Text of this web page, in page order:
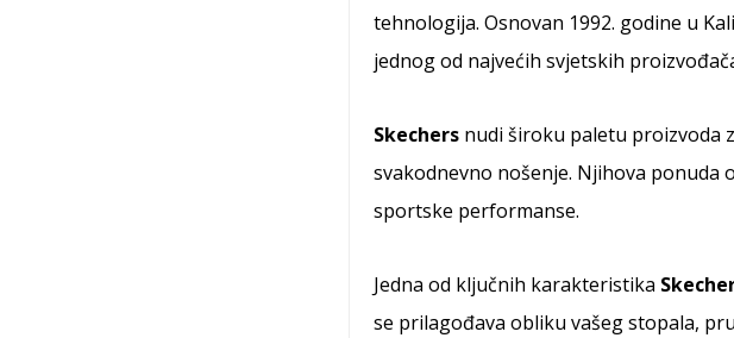
tehnologija. Osnovan 1992. godine u
jednog od najvećih svjetskih
Skechersnudi široku paletu proizvoda
svakodnevno nošenje. Njihova ponuda
sportske performanse.
Jedna od ključnih karakteristika
se prilagođava obliku vašeg stopala,